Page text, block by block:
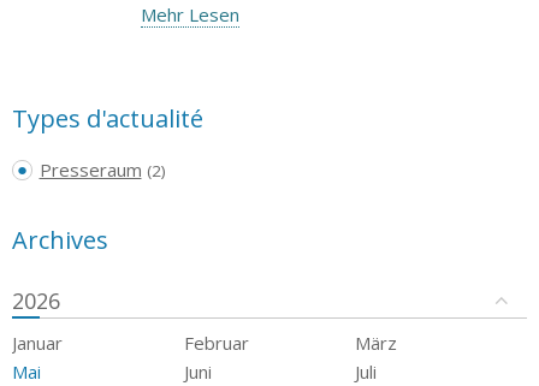
Mehr Lesen
Types d'actualité
Presseraum (2)
Archives
2026
Januar Februar
März
Mai
Juni
Juli